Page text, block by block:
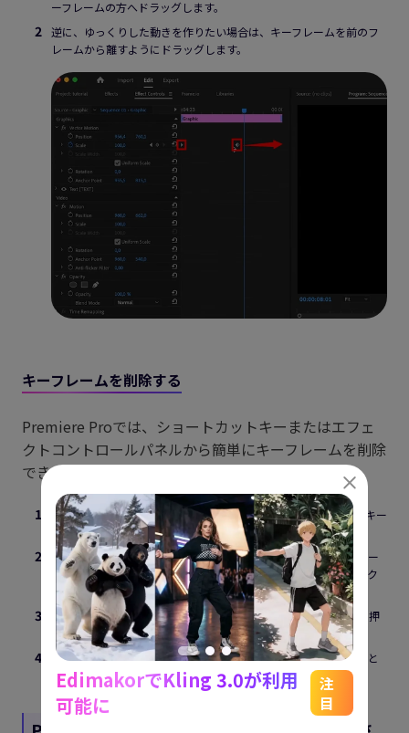
ーフレームの方へドラッグします。
逆に、ゆっくりした動きを作りたい場合は、キーフレームを前のフ
レームから離すようにドラッグします。
キーフレームを削除する
Premiere Proでは、ショートカットキーまたはエフェ
クトコントロールパネルから簡単にキーフレームを削除
できます。次の手順で行いましょう。
削除したいキーフレームをクリックし、キーボードの「Delete」キー
を押します。
または、該当するキーフレームを選択し、「エフェクトコントロー
ル」パネル内の「キーフレームを追加／削除」アイコンをクリック
します。
複数のキーフレームを一度に削除したい場合は、「Shift」キーを押
しながら削除したいキーフレームをクリックします。
タイムラインパネル内を右クリックし、「クリア」を選択すること
でも削除可能です。
スム
EdimakorでKling 3.0が利用
可能に
注
目